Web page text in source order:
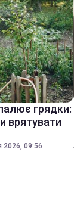
грядки:
врятувати
2026, 09:56